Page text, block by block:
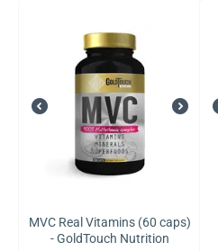
MVC Real Vitamins (60 caps)
- GoldTouch Nutrition